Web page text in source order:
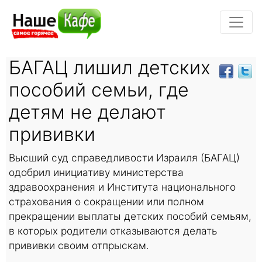
БАГАЦ лишил детских
пособий семьи, где
детям не делают
прививки
Высший суд справедливости Израиля (БАГАЦ)
одобрил инициативу министерства
здравоохранения и Института национального
страхования о сокращении или полном
прекращении выплаты детских пособий семьям,
в которых родители отказываются делать
прививки своим отпрыскам.